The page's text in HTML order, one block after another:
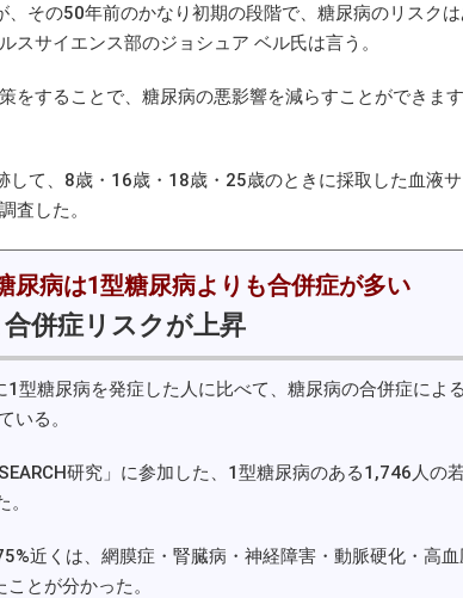
その50年前のかなり初期の段階で、糖尿病のリスク
サイエンス部のジョシュア ベル氏は言う。
することで、糖尿病の悪影響を減らすことができま
て、8歳・16歳・18歳・25歳のときに採取した血液
査した。
尿病は1型糖尿病よりも合併症が多い
併症リスクが上昇
型糖尿病を発症した人に比べて、糖尿病の合併症によ
いる。
研究」に参加した、1型糖尿病のある1,746人の
近くは、網膜症・腎臓病・神経障害・動脈硬化・高
とが分かった。